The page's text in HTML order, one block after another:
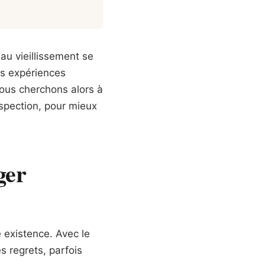
vieillissement se
expériences
cherchons alors à
pour mieux
Avec le
regrets, parfois